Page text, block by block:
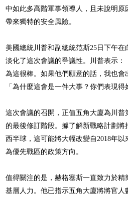
中如此多高階軍事領導人，且未說明
帶來獨特的安全風險。
美國總統川普和副總統范斯25日下午
淡化了這次會議的爭議性。川普表示
為這很棒。如果他們願意的話，我也
「為什麼這會是一件大事？你們表現
這次會議的召開，正值五角大廈為川
的最後修訂階段。據了解新戰略計劃
西半球，這可能將大幅改變自2018年
為優先戰區的政策方向。
值得關注的是，赫格塞斯一直致力於
基層人力。他已指示五角大廈將將官人